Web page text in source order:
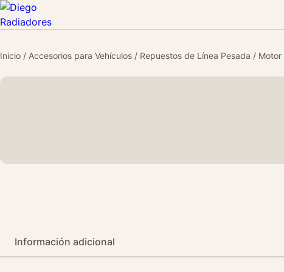
Inicio / Accesorios para Vehículos / Repuestos de Línea Pesada / Motor
Información adicional